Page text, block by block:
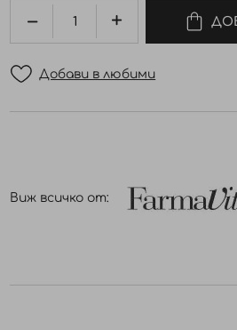
Добави в любими
Виж всичко от: